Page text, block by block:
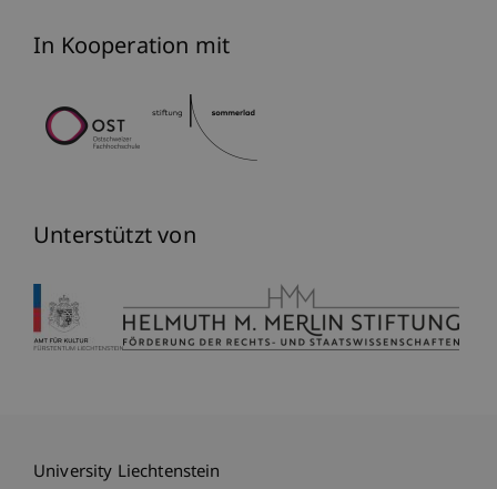
In Kooperation mit
Unterstützt von
University Liechtenstein